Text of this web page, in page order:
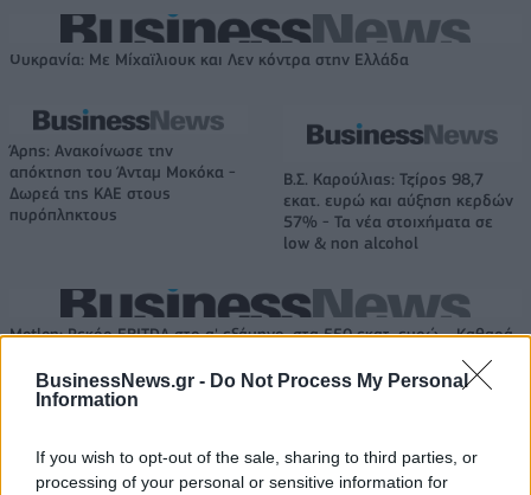
BusinessNews.gr - Do Not Process My Personal
Information
If you wish to opt-out of the sale, sharing to third parties, or
processing of your personal or sensitive information for
Ουκρανία: Με Μίχαϊλιουκ και Λεν κόντρα στην Ελλάδα
Άρης: Ανακοίνωσε την
απόκτηση του Άνταμ Μοκόκα -
Δωρεά της ΚΑΕ στους
πυρόπληκτους
Β.Σ. Καρούλιας: Τζίρος 98,7
εκατ. ευρώ και αύξηση κερδών
57% - Τα νέα στοιχήματα σε
low & non alcohol
Metlen: Ρεκόρ EBITDA στο α' εξάμηνο, στα 550 εκατ. ευρώ – Καθαρά
Χρηματοδότηση 8 εκατ. ευρώ
Media: Με ενίσχυση 8 εκατ.
ευρώ σε 451 επιχειρήσεις
ξεκίνησε το πρόγραμμα